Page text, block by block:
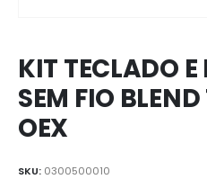
KIT TECLADO E
SEM FIO
OEX
SKU: 0300500010